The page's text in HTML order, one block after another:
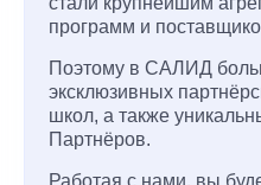
программ и
Поэтому в САЛИД
эксклюзивных
школ, а также
Партнёров.
Работая с нами, вы